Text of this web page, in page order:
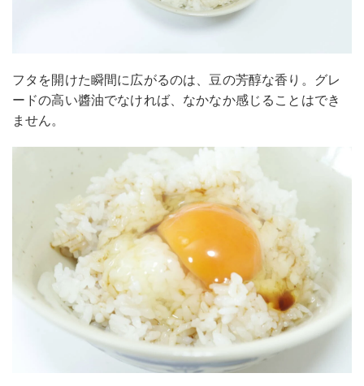
フタを開けた瞬間に広がるのは、豆の芳醇な香り。グレ
ードの高い醬油でなければ、なかなか感じることはでき
ません。